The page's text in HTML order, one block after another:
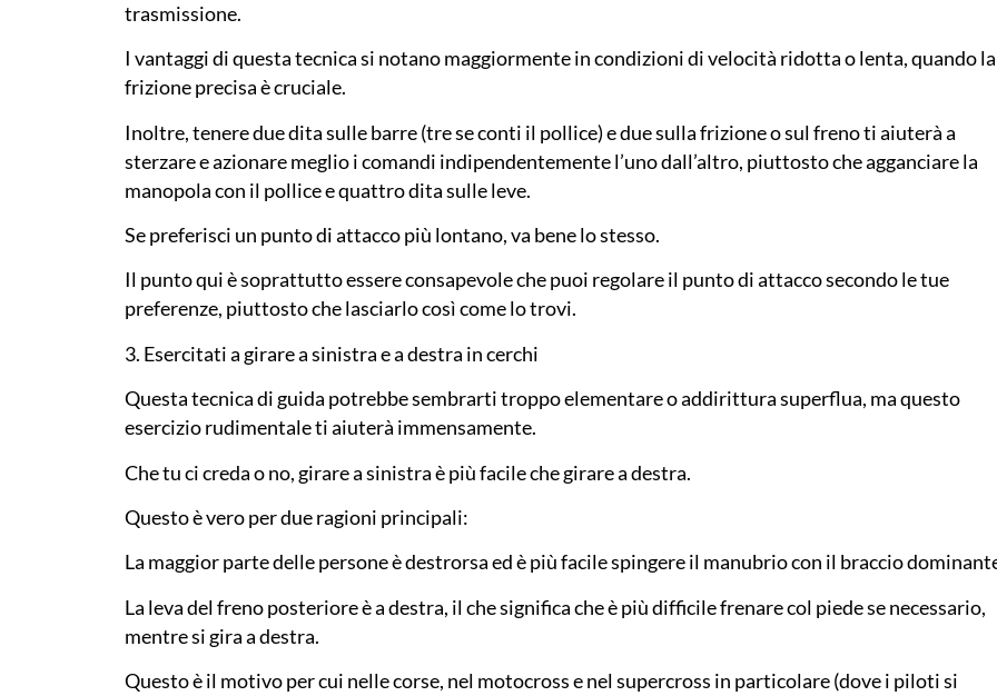
trasmissione.
I vantaggi di questa tecnica si notano maggiormente in condizioni di velocità ridotta o lenta, quando la
frizione precisa è cruciale.
Inoltre, tenere due dita sulle barre (tre se conti il pollice) e due sulla frizione o sul freno ti aiuterà a
sterzare e azionare meglio i comandi indipendentemente l’uno dall’altro, piuttosto che agganciare la
manopola con il pollice e quattro dita sulle leve.
Se preferisci un punto di attacco più lontano, va bene lo stesso.
Il punto qui è soprattutto essere consapevole che puoi regolare il punto di attacco secondo le tue
preferenze, piuttosto che lasciarlo così come lo trovi.
3. Esercitati a girare a sinistra e a destra in cerchi
Questa tecnica di guida potrebbe sembrarti troppo elementare o addirittura superflua, ma questo
esercizio rudimentale ti aiuterà immensamente.
Che tu ci creda o no, girare a sinistra è più facile che girare a destra.
Questo è vero per due ragioni principali:
La maggior parte delle persone è destrorsa ed è più facile spingere il manubrio con il braccio
La leva del freno posteriore è a destra, il che significa che è più difficile frenare col piede se necessario,
mentre si gira a destra.
Questo è il motivo per cui nelle corse, nel motocross e nel supercross in particolare (dove i piloti si